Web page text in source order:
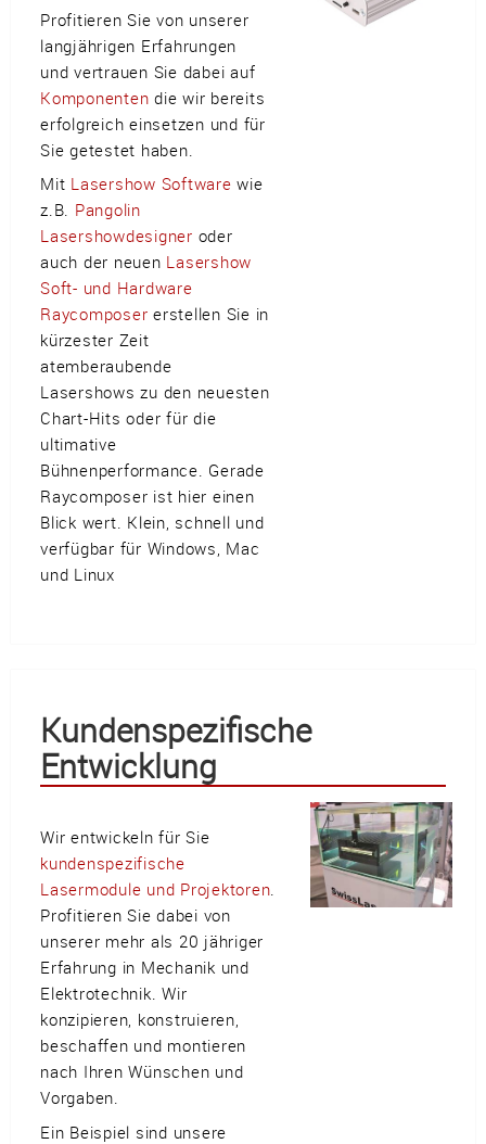
Profitieren Sie von unserer
langjährigen Erfahrungen
und vertrauen Sie dabei auf
Komponenten die wir bereits
erfolgreich einsetzen und für
Sie getestet haben.
Mit Lasershow Software wie
z.B. Pangolin
Lasershowdesigner oder
auch der neuen Lasershow
Soft- und Hardware
Raycomposer erstellen Sie in
kürzester Zeit
atemberaubende
Lasershows zu den neuesten
Chart-Hits oder für die
ultimative
Bühnenperformance. Gerade
Raycomposer ist hier einen
Blick wert. Klein, schnell und
verfügbar für Windows, Mac
und Linux
Kundenspezifische
Entwicklung
Wir entwickeln für Sie
kundenspezifische
Lasermodule und Projektoren.
Profitieren Sie dabei von
unserer mehr als 20 jähriger
Erfahrung in Mechanik und
Elektrotechnik. Wir
konzipieren, konstruieren,
beschaffen und montieren
nach Ihren Wünschen und
Vorgaben.
Ein Beispiel sind unsere